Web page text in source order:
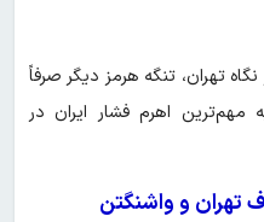
تهران، تنگه هرمز دیگر صرفاً
مهم‌ترین اهرم فشار ایران در
تهران و واشنگتن